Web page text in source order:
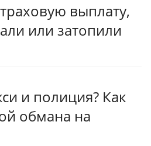
выплату,
или затопили
и полиция? Как
обмана на